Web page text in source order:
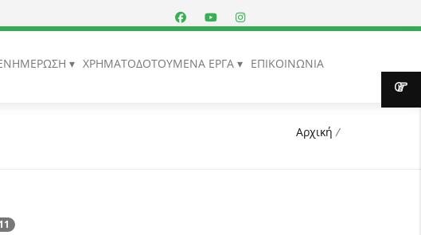
ΧΡΗΜΑΤΟΔΟΤΟΥΜΕΝΑ ΕΡΓΑ ΕΠΙΚΟΙΝΩΝΙΑ
Αρχική /